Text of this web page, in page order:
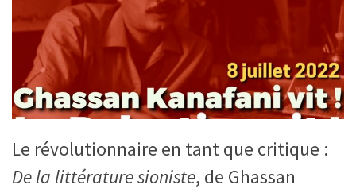
Le révolutionnaire en tant que critique :
De la littérature sioniste, de Ghassan